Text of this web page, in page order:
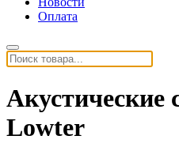
Оплата
Акустические
Lowter